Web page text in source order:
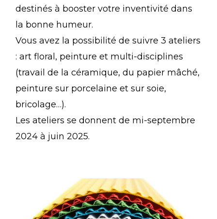
destinés à booster votre inventivité dans
la bonne humeur.
Vous avez la possibilité de suivre 3 ateliers
: art floral, peinture et multi-disciplines
(travail de la céramique, du papier mâché,
peinture sur porcelaine et sur soie,
bricolage…).
Les ateliers se donnent de mi-septembre
2024 à juin 2025.